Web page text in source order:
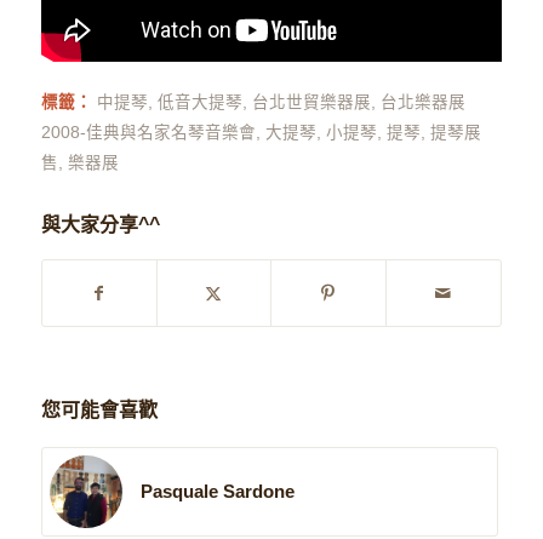
標籤： 中提琴 低音大提琴 台北世貿樂器展
台北樂器展
2008-佳典與名家名琴音樂會
大提琴 小提琴 提琴 提琴展
售
樂器展
與大家分享^^
您可能會喜歡
Pasquale Sardone